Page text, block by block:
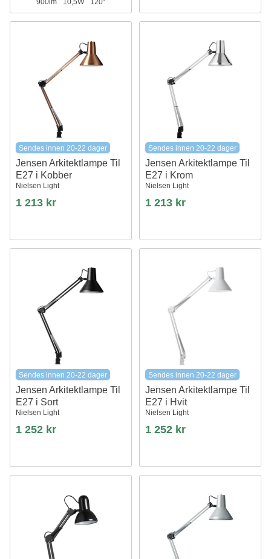
900lm 10,5W 120°
Sendes innen 20-22 dager
Jensen Arkitektlampe Til
E27 i Kobber
Nielsen Light
1 213 kr
Sendes innen 20-22 dager
Jensen Arkitektlampe Til
E27 i Krom
Nielsen Light
1 213 kr
Sendes innen 20-22 dager
Jensen Arkitektlampe Til
E27 i Sort
Nielsen Light
1 252 kr
Sendes innen 20-22 dager
Jensen Arkitektlampe Til
E27 i Hvit
Nielsen Light
1 252 kr